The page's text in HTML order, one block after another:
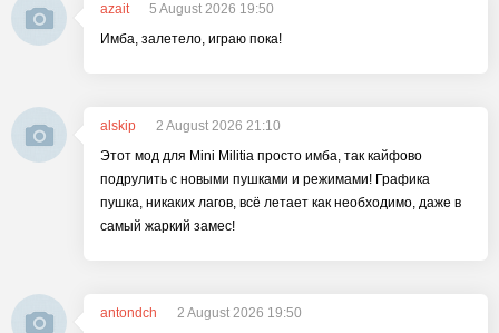
azait
5 August 2026 19:50
Имба, залетело, играю пока!
alskip
2 August 2026 21:10
Этот мод для Mini Militia просто имба, так кайфово
подрулить с новыми пушками и режимами! Графика
пушка, никаких лагов, всё летает как необходимо, даже в
самый жаркий замес!
antondch
2 August 2026 19:50